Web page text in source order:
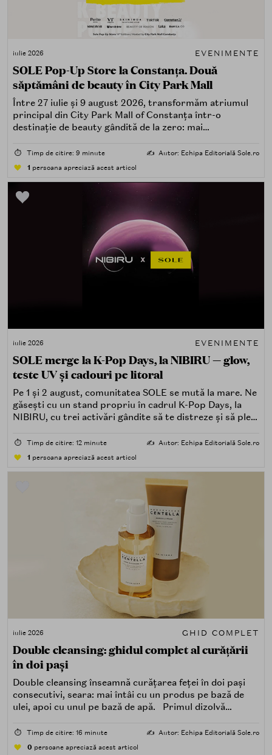
iulie 2026 EVENIMENTE
SOLE Pop-Up Store la Constanța. Două
săptămâni de beauty în City Park Mall
Între 27 iulie și 9 august 2026, transformăm atriumul
principal din City Park Mall of Constanța într-o
destinație de beauty gândită de la zero: mai
care îți place, de fapt, să descoperi produse — testând,
atingând, comparând, întrebând.
⏱️ Timp de citire: 9 minute ✍️ Autor: Echipa Editorială Sole.ro
1 persoana apreciază acest articol
iulie 2026 EVENIMENTE
SOLE merge la K-Pop Days, la NIBIRU — glow,
teste UV și cadouri pe litoral
Pe 1 și 2 august, comunitatea SOLE se mută la mare. Ne
găsești cu un stand propriu în cadrul K-Pop Days, la
NIBIRU, cu trei activări gândite să te distreze și să pleci
⏱️ Timp de citire: 12 minute ✍️ Autor: Echipa Editorială Sole.ro
1 persoana apreciază acest articol
iulie 2026 GHID COMPLET
Double cleansing: ghidul complet al curățării
în doi pași
Double cleansing înseamnă curățarea feței în doi pași
consecutivi, seara: mai întâi cu un produs pe bază de
ulei, apoi cu unul pe bază de apă. Primul dizolvă
poluare. Al doilea îndepărtează impuritățile solubile în
⏱️ Timp de citire: 16 minute ✍️ Autor: Echipa Editorială Sole.ro
0 persoane apreciază acest articol